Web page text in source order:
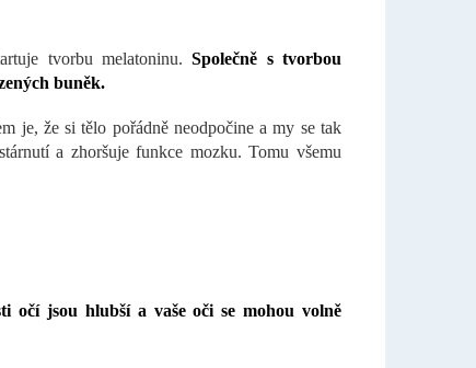
tvorbu melatoninu.Společně s tvorbou
buněk.
je, že si tělo pořádně neodpočine a my se tak
a zhoršuje funkce mozku. Tomu všemu
očí jsou hlubší a vaše oči se mohou volně